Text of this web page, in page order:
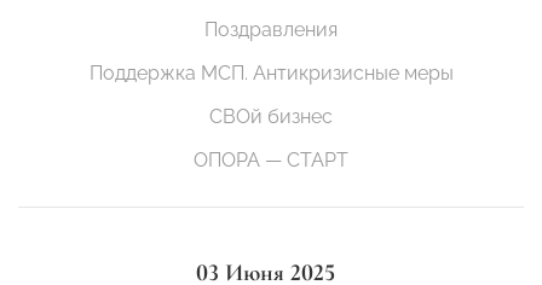
Поздравления
Поддержка МСП. Антикризисные меры
СВОй бизнес
ОПОРА — СТАРТ
03 Июня 2025